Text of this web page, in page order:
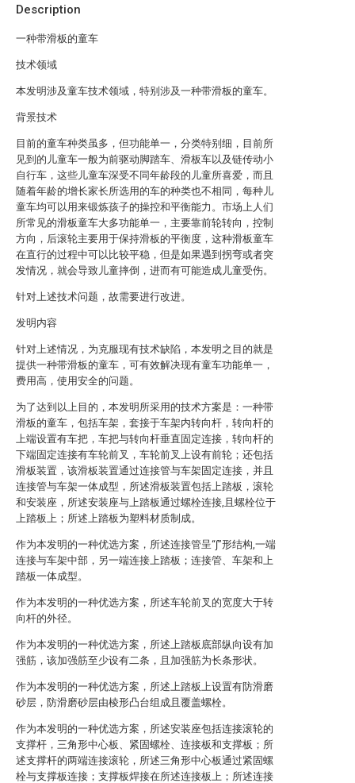
Description
一种带滑板的童车
技术领域
本发明涉及童车技术领域，特别涉及一种带滑板的童车。
背景技术
目前的童车种类虽多，但功能单一，分类特别细，目前所
见到的儿童车一般为前驱动脚踏车、滑板车以及链传动小
自行车，这些儿童车深受不同年龄段的儿童所喜爱，而且
随着年龄的增长家长所选用的车的种类也不相同，每种儿
童车均可以用来锻炼孩子的操控和平衡能力。市场上人们
所常见的滑板童车大多功能单一，主要靠前轮转向，控制
方向，后滚轮主要用于保持滑板的平衡度，这种滑板童车
在直行的过程中可以比较平稳，但是如果遇到拐弯或者突
发情况，就会导致儿童摔倒，进而有可能造成儿童受伤。
针对上述技术问题，故需要进行改进。
发明内容
针对上述情况，为克服现有技术缺陷，本发明之目的就是
提供一种带滑板的童车，可有效解决现有童车功能单一，
费用高，使用安全的问题。
为了达到以上目的，本发明所采用的技术方案是：一种带
滑板的童车，包括车架，套接于车架内转向杆，转向杆的
上端设置有车把，车把与转向杆垂直固定连接，转向杆的
下端固定连接有车轮前叉，车轮前叉上设有前轮；还包括
滑板装置，该滑板装置通过连接管与车架固定连接，并且
连接管与车架一体成型，所述滑板装置包括上踏板，滚轮
和安装座，所述安装座与上踏板通过螺栓连接,且螺栓位于
上踏板上；所述上踏板为塑料材质制成。
作为本发明的一种优选方案，所述连接管呈“∫”形结构,一端
连接与车架中部，另一端连接上踏板；连接管、车架和上
踏板一体成型。
作为本发明的一种优选方案，所述车轮前叉的宽度大于转
向杆的外径。
作为本发明的一种优选方案，所述上踏板底部纵向设有加
强筋，该加强筋至少设有二条，且加强筋为长条形状。
作为本发明的一种优选方案，所述上踏板上设置有防滑磨
砂层，防滑磨砂层由棱形凸台组成且覆盖螺栓。
作为本发明的一种优选方案，所述安装座包括连接滚轮的
支撑杆，三角形中心板、紧固螺栓、连接板和支撑板；所
述支撑杆的两端连接滚轮，所述三角形中心板通过紧固螺
栓与支撑板连接；支撑板焊接在所述连接板上；所述连接